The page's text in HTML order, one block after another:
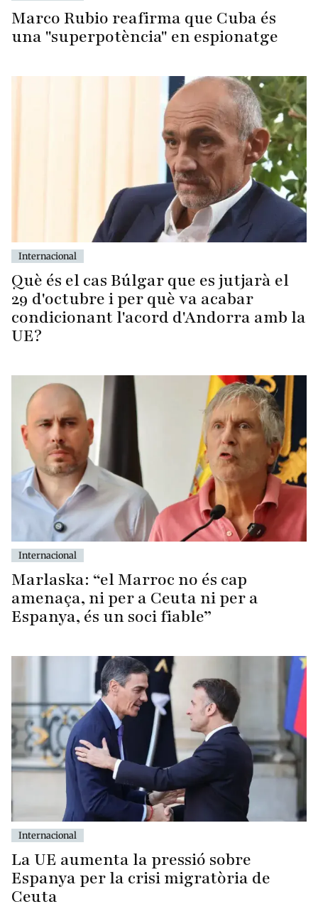
Marco Rubio reafirma que Cuba és
una "superpotència" en espionatge
Internacional
Què és el cas Búlgar que es jutjarà el
29 d'octubre i per què va acabar
condicionant l'acord d'Andorra amb la
UE?
Internacional
Marlaska: “el Marroc no és cap
amenaça, ni per a Ceuta ni per a
Espanya, és un soci fiable”
Internacional
La UE aumenta la pressió sobre
Espanya per la crisi migratòria de
Ceuta